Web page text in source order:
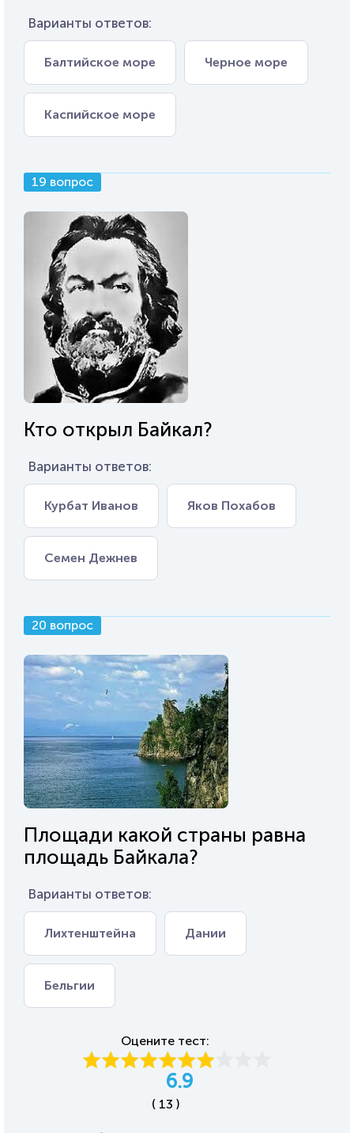
Варианты ответов:
Балтийское море Черное море
Каспийское море
19 вопрос
Кто открыл Байкал?
Варианты ответов:
Курбат Иванов Яков Похабов
Семен Дежнев
20 вопрос
Площади какой страны равна
площадь Байкала?
Варианты ответов:
Лихтенштейна Дании
Бельгии
Оцените тест:
6.9
( 13 )